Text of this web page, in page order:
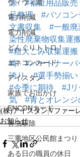
ヴィヴィ君
電力削減
電力削減
どんぐりトトロ！
エネコンカード
アイスタン
家族でお出かけ
ENCONカード
害虫駆除
三重地区公民館まつり
ある日の職員の休日
除
#福祉用品販売
品整理
#パソコン
文書収集
#一般廃
染性廃棄物収集運
#粗大ごみ収集運搬
崎
#パートナーパ
誇り
#選手勢揃い
#今季に期待
#J
気
#青とオレンジ
(株)アイスタン Vファー
お知らせ